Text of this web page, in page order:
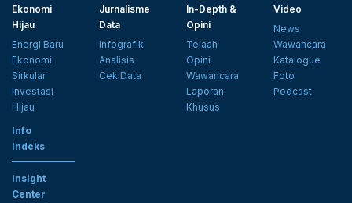
Ekonomi
Hijau
Energi Baru
Ekonomi
Sirkular
Investasi
Hijau
Jurnalisme
Data
Infografik
Analisis
Cek Data
In-Depth &
Opini
Telaah
Opini
Wawancara
Laporan
Khusus
Video
News
Wawancara
Katalogue
Foto
Podcast
Info
Indeks
Insight
Center